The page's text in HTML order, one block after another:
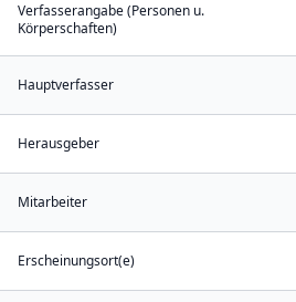
Verfasserangabe (Personen u.
Körperschaften)
Hauptverfasser
Herausgeber
Mitarbeiter
Erscheinungsort(e)